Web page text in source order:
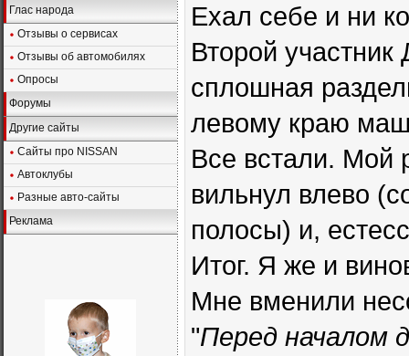
Глас народа
Отзывы о сервисах
Отзывы об автомобилях
Опросы
Форумы
Другие сайты
Сайты про NISSAN
Автоклубы
Разные авто-сайты
Реклама
Ехал себе и ни
Второй
сплошная
левому краю
Все встали. Мой
вильнул влево
полосы) и,
Итог. Я же и
Мне вменили
"Перед началом